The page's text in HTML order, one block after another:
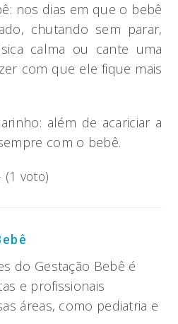
nos dias em que o bebê
chutando sem parar,
calma ou cante uma
com que ele fique mais
além de acariciar a
com o bebê.
(1 voto)
do Gestação Bebê é
e profissionais
áreas, como pediatria e